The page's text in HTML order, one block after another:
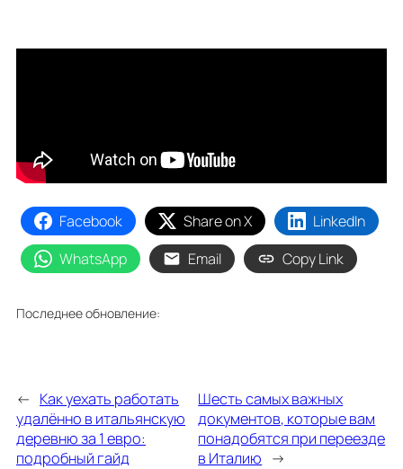
Facebook Share on X
LinkedIn
WhatsApp
Email Copy Link
Последнее обновление:
← Как уехать работать
удалённо в итальянскую
деревню за 1 евро:
подробный гайд
Шесть самых важных
документов, которые вам
понадобятся при переезде
в Италию →